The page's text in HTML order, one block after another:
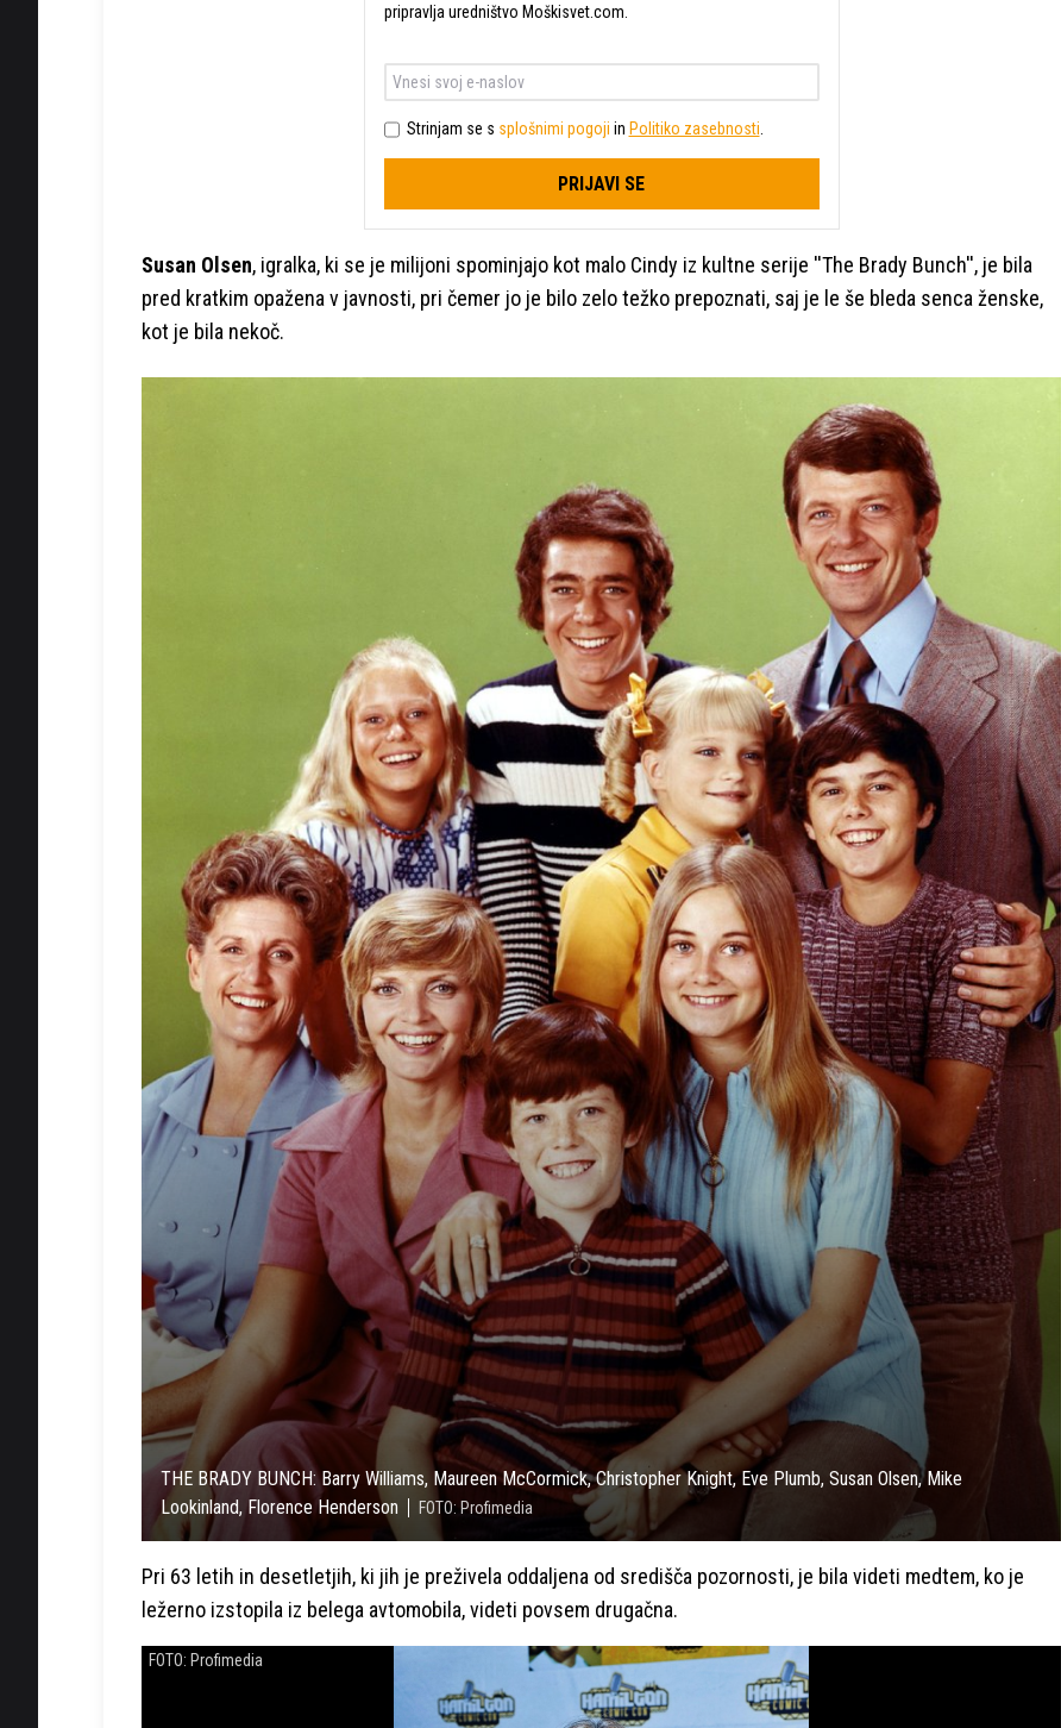
pripravlja uredništvo Moškisvet.com.
Strinjam se s splošnimi pogoji in Politiko zasebnosti
PRIJAVI SE
Susan Olsen, igralka, ki se je milijoni spominjajo kot malo Cindy iz kultne serije ''The Brady Bunch'', je bila
pred kratkim opažena v javnosti, pri čemer jo je bilo zelo težko prepoznati, saj je le še bleda senca ženske,
kot je bila nekoč.
THE BRADY BUNCH: Barry Williams, Maureen McCormick, Christopher Knight, Eve Plumb, Susan Olsen, Mike
Lookinland, Florence Henderson
FOTO: Profimedia
Pri 63 letih in desetletjih, ki jih je preživela oddaljena od središča pozornosti, je bila videti medtem, ko je
ležerno izstopila iz belega avtomobila, videti povsem drugačna.
FOTO: Profimedia